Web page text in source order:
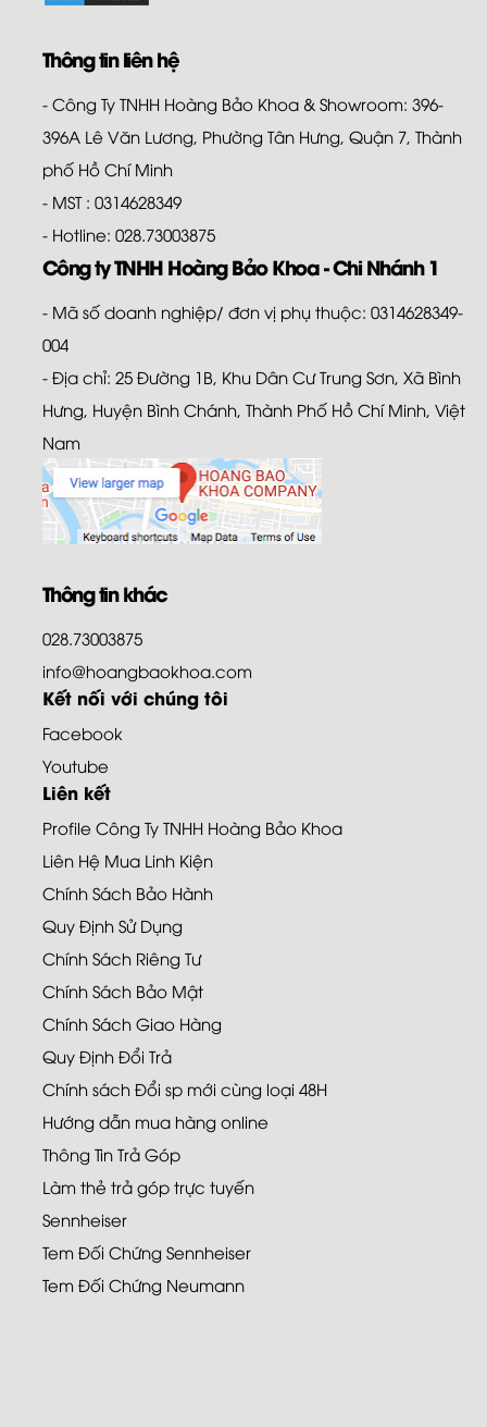
Thông tin liên hệ
- Công Ty TNHH Hoàng Bảo Khoa & Showroom: 396-
396A Lê Văn Lương, Phường Tân Hưng, Quận 7, Thành
phố Hồ Chí Minh
- MST : 0314628349
- Hotline: 028.73003875
Công ty TNHH Hoàng Bảo Khoa - Chi Nhánh 1
- Mã số doanh nghiệp/ đơn vị phụ thuộc: 0314628349-
004
- Địa chỉ: 25 Đường 1B, Khu Dân Cư Trung Sơn, Xã Bình
Hưng, Huyện Bình Chánh, Thành Phố Hồ Chí Minh, Việt
Nam
Thông tin khác
028.73003875
info@hoangbaokhoa.com
Kết nối với chúng tôi
Facebook
Youtube
Liên kết
Profile Công Ty TNHH Hoàng Bảo Khoa
Liên Hệ Mua Linh Kiện
Chính Sách Bảo Hành
Quy Định Sử Dụng
Chính Sách Riêng Tư
Chính Sách Bảo Mật
Chính Sách Giao Hàng
Quy Định Đổi Trả
Chính sách Đổi sp mới cùng loại 48H
Hướng dẫn mua hàng online
Thông Tin Trả Góp
Làm thẻ trả góp trực tuyến
Sennheiser
Tem Đối Chứng Sennheiser
Tem Đối Chứng Neumann